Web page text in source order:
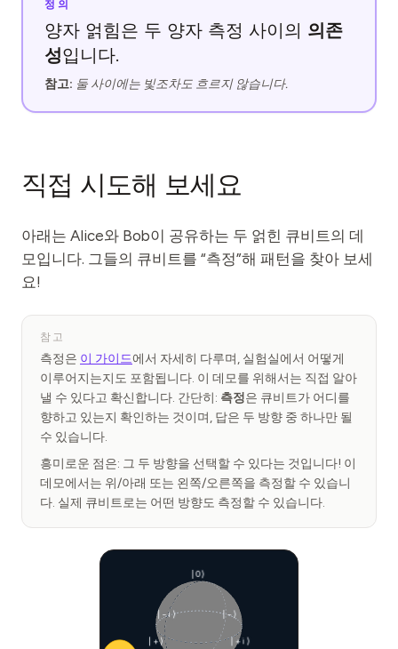
회사 소개
우리 이야기
정의
양자 얽힘은 두 양자 측정 사이의 의존
성입니다.
참고: 둘 사이에는 빛조차도 흐르지 않습니다.
직접 시도해 보세요
아래는 Alice와 Bob이 공유하는 두 얽힌 큐비트의 데
모입니다. 그들의 큐비트를 “측정”해 패턴을 찾아 보세
요!
참고
측정은 이 가이드에서 자세히 다루며, 실험실에서 어떻게
이루어지는지도 포함됩니다. 이 데모를 위해서는 직접 알아
낼 수 있다고 확신합니다. 간단히: 측정은 큐비트가 어디를
향하고 있는지 확인하는 것이며, 답은 두 방향 중 하나만 될
수 있습니다.
흥미로운 점은: 그 두 방향을 선택할 수 있다는 것입니다! 이
데모에서는 위/아래 또는 왼쪽/오른쪽을 측정할 수 있습니
다. 실제 큐비트로는 어떤 방향도 측정할 수 있습니다.
|0⟩
|+⟩
|−⟩
|+i⟩
|−i⟩